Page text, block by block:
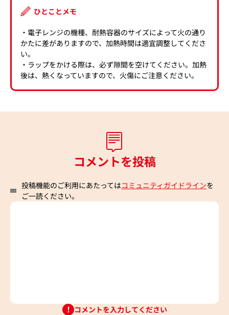
ひとことメモ
・電子レンジの機種、耐熱容器のサイズによって火の通り
かたに差がありますので、加熱時間は適宜調整してくださ
い。
・ラップをかける際は、必ず隙間を空けてください。加熱
後は、熱くなっていますので、火傷にご注意ください。
コメントを投稿
投稿機能のご利用にあたってはコミュニティガイドラインを
ご一読ください。
コメントを入力してください